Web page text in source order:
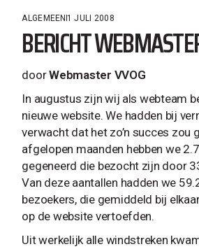
ALGEMEEN 1 JULI 2008
BERICHT
doorWebmaster VVOG
In augustus zijn wij als webteam
nieuwe website. We hadden bij
verwacht dat het zo’n succes zou
afgelopen maanden hebben we
gegeneerd die bezocht zijn door
Van deze aantallen hadden we
bezoekers, die gemiddeld bij
op de website vertoefden.
Uit werkelijk alle windstreken